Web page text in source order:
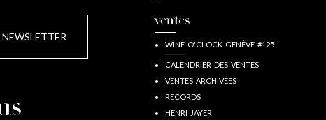
ventes
WINE O'CLOCK GENÈVE #125
CALENDRIER DES VENTES
VENTES ARCHIVÉES
RECORDS
HENRI JAYER